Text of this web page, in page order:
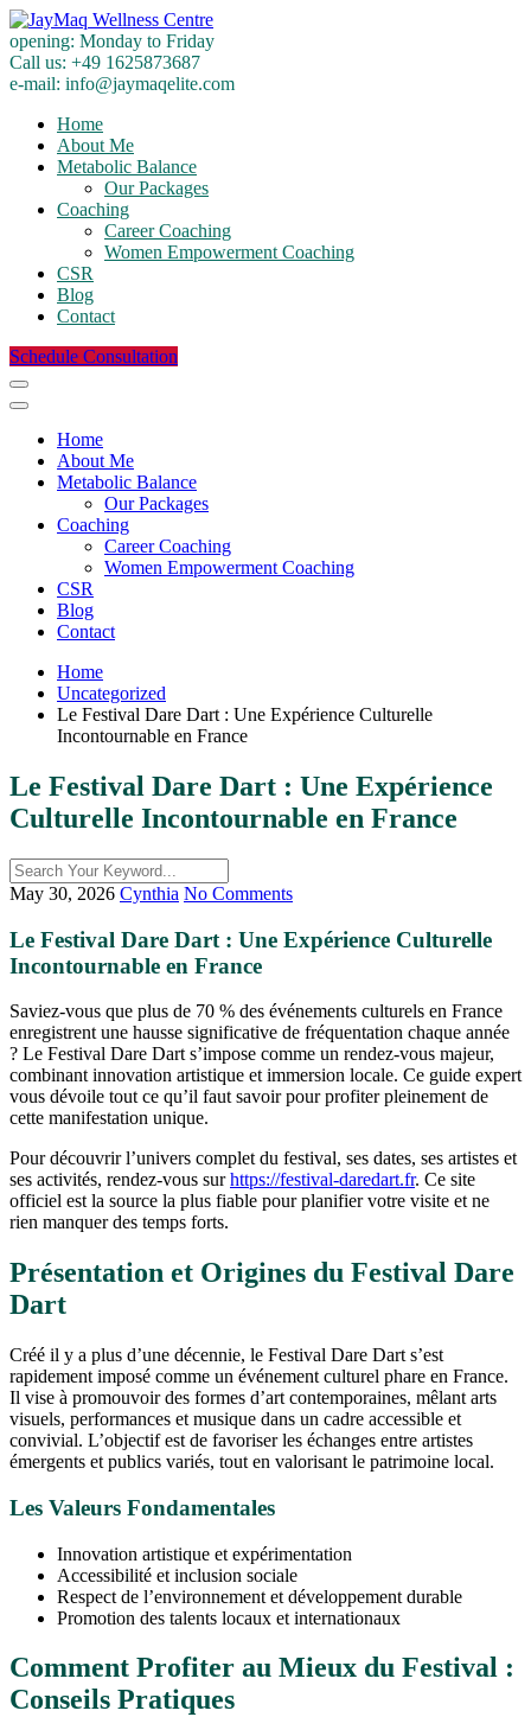
opening: Monday to Friday
Call us: +49 1625873687
e-mail: info@jaymaqelite.com
Home
About Me
Metabolic Balance
Our Packages
Coaching
Career Coaching
Women Empowerment Coaching
CSR
Blog
Contact
Schedule Consultation
Home
About Me
Metabolic Balance
Our Packages
Coaching
Career Coaching
Women Empowerment Coaching
CSR
Blog
Contact
Home
Uncategorized
Le Festival Dare Dart : Une Expérience Culturelle
Incontournable en France
Le Festival Dare Dart : Une Expérience
Culturelle Incontournable en France
May 30, 2026 Cynthia No Comments
Le Festival Dare Dart : Une Expérience Culturelle
Incontournable en France
Saviez-vous que plus de 70 % des événements culturels en France
enregistrent une hausse significative de fréquentation chaque année
? Le Festival Dare Dart s’impose comme un rendez-vous majeur,
combinant innovation artistique et immersion locale. Ce guide expert
vous dévoile tout ce qu’il faut savoir pour profiter pleinement de
cette manifestation unique.
Pour découvrir l’univers complet du festival, ses dates, ses artistes et
ses activités, rendez-vous surhttps://festival-daredart.fr. Ce site
officiel est la source la plus fiable pour planifier votre visite et ne
rien manquer des temps forts.
Présentation et Origines du Festival Dare
Dart
Créé il y a plus d’une décennie, le Festival Dare Dart s’est
rapidement imposé comme un événement culturel phare en France.
Il vise à promouvoir des formes d’art contemporaines, mêlant arts
visuels, performances et musique dans un cadre accessible et
convivial. L’objectif est de favoriser les échanges entre artistes
émergents et publics variés, tout en valorisant le patrimoine local.
Les Valeurs Fondamentales
Innovation artistique et expérimentation
Accessibilité et inclusion sociale
Respect de l’environnement et développement durable
Promotion des talents locaux et internationaux
Comment Profiter au Mieux du Festival :
Conseils Pratiques